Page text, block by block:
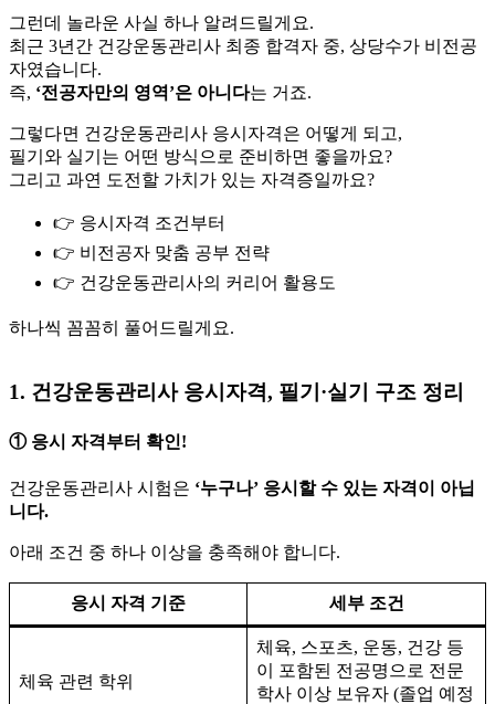
그런데 놀라운 사실 하나 알려드릴게요.
최근 3년간 건강운동관리사 최종 합격자 중, 상당수가 비전공
자였습니다.
즉, ‘전공자만의 영역’은 아니다는 거죠.
그렇다면 건강운동관리사 응시자격은 어떻게 되고,
필기와 실기는 어떤 방식으로 준비하면 좋을까요?
그리고 과연 도전할 가치가 있는 자격증일까요?
👉 응시자격 조건부터
👉 비전공자 맞춤 공부 전략
👉 건강운동관리사의 커리어 활용도
하나씩 꼼꼼히 풀어드릴게요.
1. 건강운동관리사 응시자격, 필기·실기 구조 정리
① 응시 자격부터 확인!
건강운동관리사 시험은 ‘누구나’ 응시할 수 있는 자격이 아닙
니다.
아래 조건 중 하나 이상을 충족해야 합니다.
응시 자격 기준 세부 조건
체육 관련 학위
체육, 스포츠, 운동, 건강 등
이 포함된 전공명으로 전문
학사 이상 보유자 (졸업 예정